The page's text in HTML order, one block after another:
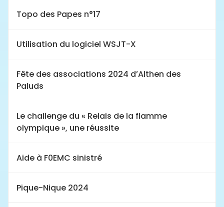
Topo des Papes n°17
Utilisation du logiciel WSJT-X
Fête des associations 2024 d’Althen des
Paluds
Le challenge du « Relais de la flamme
olympique », une réussite
Aide à F0EMC sinistré
Pique-Nique 2024